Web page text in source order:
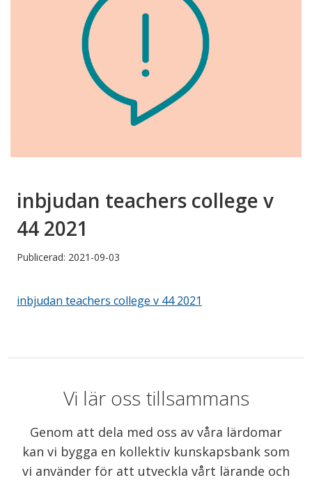
inbjudan teachers college v
44 2021
Publicerad: 2021-09-03
inbjudan teachers college v 44 2021
Vi lär oss tillsammans
Genom att dela med oss av våra lärdomar
kan vi bygga en kollektiv kunskapsbank som
vi använder för att utveckla vårt lärande och